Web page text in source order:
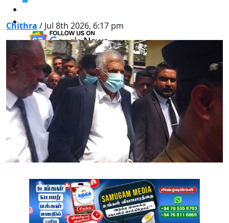
Chithra / Jul 8th 2026, 6:17 pm